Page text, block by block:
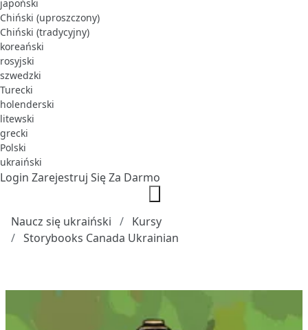
japoński
Chiński (uproszczony)
Chiński (tradycyjny)
koreański
rosyjski
szwedzki
Turecki
holenderski
litewski
grecki
Polski
ukraiński
Login Zarejestruj Się Za Darmo
Naucz się ukraiński
Kursy
Storybooks Canada Ukrainian